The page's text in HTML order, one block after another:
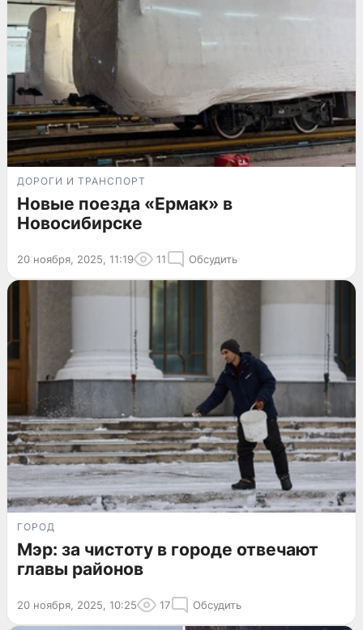
ДОРОГИ И ТРАНСПОРТ
Новые поезда «Ермак» в
Новосибирске
20 ноября, 2025, 11:19 11 Обсудить
ГОРОД
Мэр: за чистоту в городе отвечают
главы районов
20 ноября, 2025, 10:25 17 Обсудить